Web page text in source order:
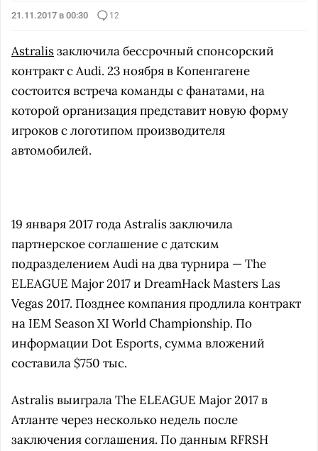
21.11.2017 в 00:30 12
Astralisзаключила бессрочный спонсорский
контракт с Audi. 23 ноября в Копенгагене
состоится встреча команды с фанатами, на
которой организация представит новую форму
игроков с логотипом производителя
автомобилей.
19 января 2017 года Astralis заключила
партнерское соглашение с датским
подразделением Audi на два турнира — The
ELEAGUE Major 2017 и DreamHack Masters Las
Vegas 2017. Позднее компания продлила контракт
на IEM Season XI World Championship. По
информации Dot Esports, сумма вложений
составила $750 тыс.
Astralis выиграла The ELEAGUE Major 2017 в
Атланте через несколько недель после
заключения соглашения. По данным RFRSH